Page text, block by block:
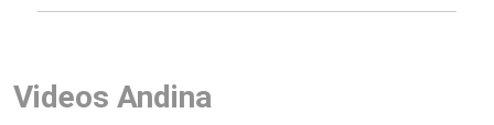
Videos Andina